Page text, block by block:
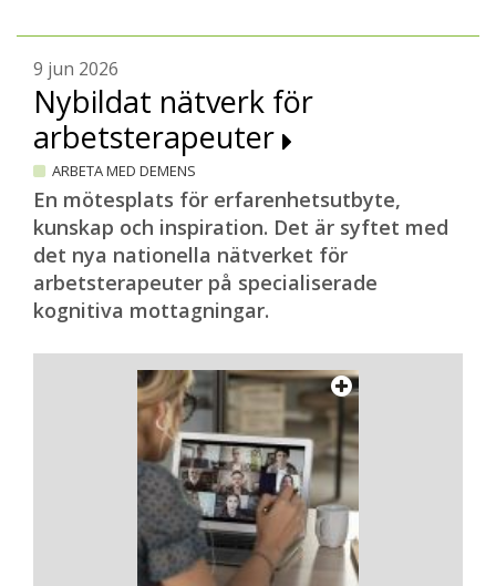
9 jun 2026
Nybildat nätverk för
arbetsterapeuter
ARBETA MED DEMENS
En mötesplats för erfarenhetsutbyte,
kunskap och inspiration. Det är syftet med
det nya nationella nätverket för
arbetsterapeuter på specialiserade
kognitiva mottagningar.